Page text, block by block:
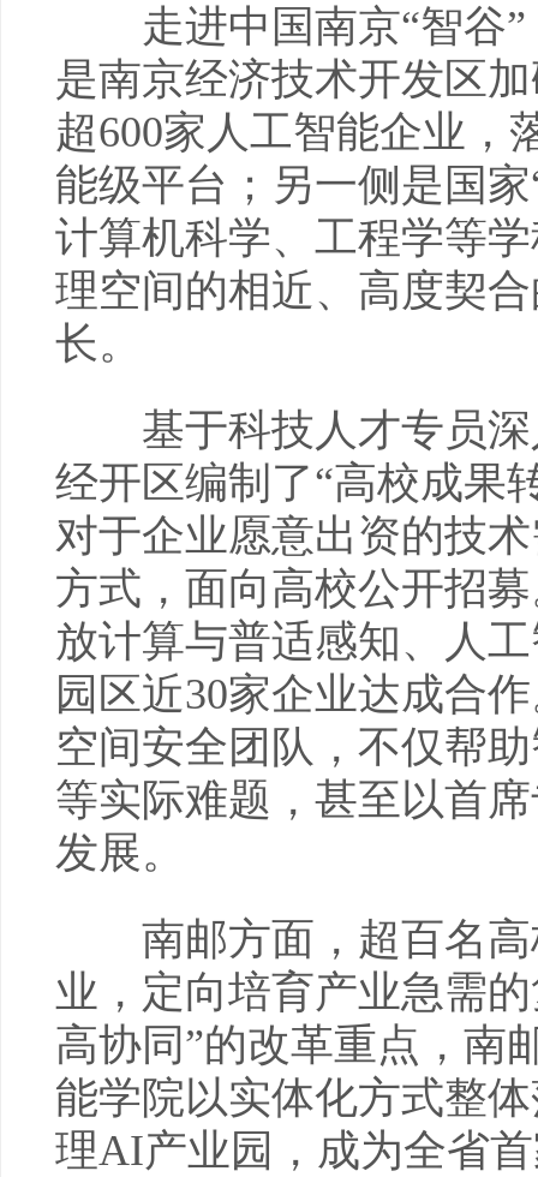
走进中国南京“智谷”
是南京经济技术开发区
超600家人工智能企业，
能级平台；另一侧是国
计算机科学、工程学等
理空间的相近、高度契
长。
基于科技人才专员深
经开区编制了“高校成果
对于企业愿意出资的技
方式，面向高校公开招
放计算与普适感知、人
园区近30家企业达成合
空间安全团队，不仅帮
等实际难题，甚至以首
发展。
南邮方面，超百名高
业，定向培育产业急需
高协同”的改革重点，南
能学院以实体化方式整
理AI产业园，成为全省